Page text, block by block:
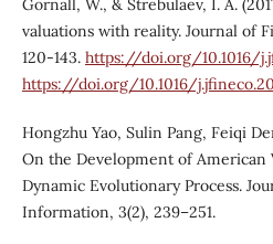
Gornall, W., & Strebulaev, I. A.
valuations with reality. Journal of
120-143. https://doi.org/10.1016/
https://doi.org/10.1016/
Hongzhu Yao, Sulin Pang, Feiqi
On the Development of American
Dynamic Evolutionary Process.
Information, 3(2), 239–251.